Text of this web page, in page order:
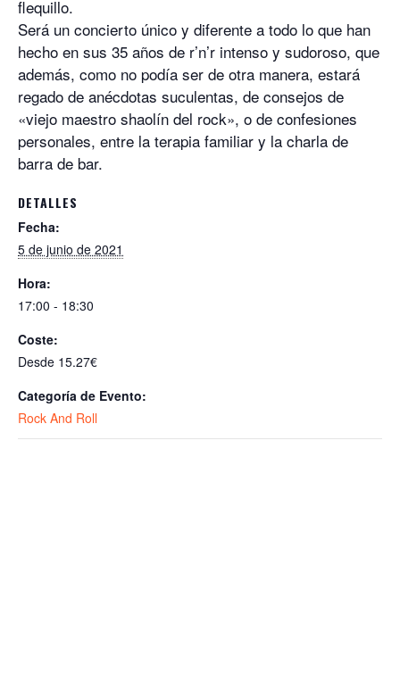
flequillo.
Será un concierto único y diferente a todo lo que han
hecho en sus 35 años de r’n’r intenso y sudoroso, que
además, como no podía ser de otra manera, estará
regado de anécdotas suculentas, de consejos de
«viejo maestro shaolín del rock», o de confesiones
personales, entre la terapia familiar y la charla de
barra de bar.
DETALLES
Fecha:
5 de junio de 2021
Hora:
17:00 - 18:30
Coste:
Desde 15.27€
Categoría de Evento:
Rock And Roll